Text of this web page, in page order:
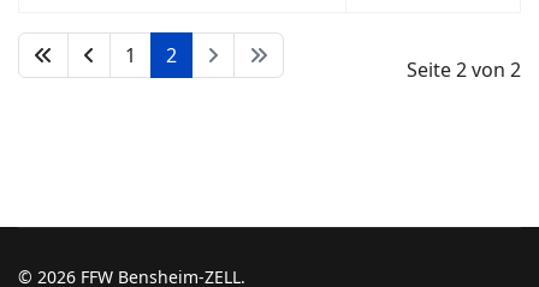
1 2
Seite 2 von 2
© 2026 FFW Bensheim-ZELL.